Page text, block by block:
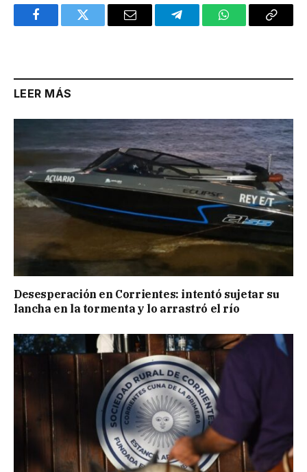
FacebookTwitter Email TelegramWhatsAppCopy
LEER MÁS
Desesperación en Corrientes: intentó sujetar su
lancha en la tormenta y lo arrastró el río